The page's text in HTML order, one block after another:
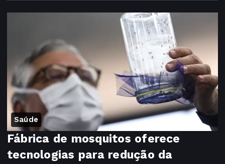
Saúde
Fábrica de mosquitos oferece
tecnologias para redução da